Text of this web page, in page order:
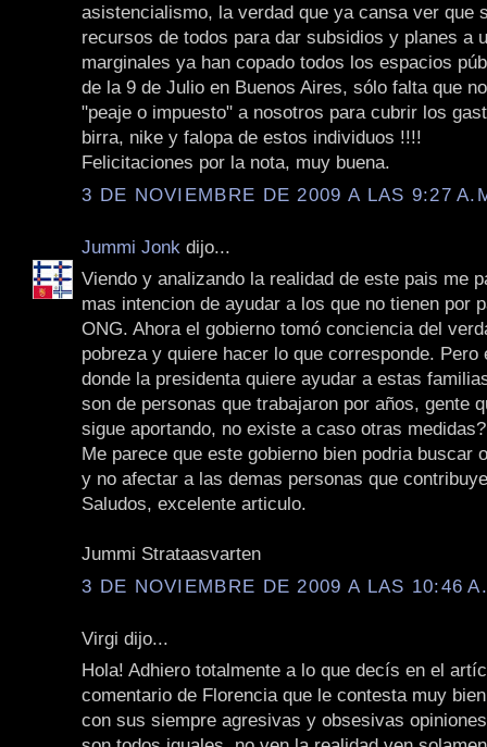
asistencialismo, la verdad que ya cansa ver que
recursos de todos para dar subsidios y planes a
marginales ya han copado todos los espacios
de la 9 de Julio en Buenos Aires, sólo falta que
"peaje o impuesto" a nosotros para cubrir los
birra, nike y falopa de estos individuos !!!!
Felicitaciones por la nota, muy buena.
3 DE NOVIEMBRE DE 2009 A LAS 9:27
Jummi Jonk dijo...
Viendo y analizando la realidad de este pais me
mas intencion de ayudar a los que no tienen por
ONG. Ahora el gobierno tomó conciencia del
pobreza y quiere hacer lo que corresponde. Pero
donde la presidenta quiere ayudar a estas
son de personas que trabajaron por años, gente
sigue aportando, no existe a caso otras medidas?
Me parece que este gobierno bien podria buscar
y no afectar a las demas personas que
Saludos, excelente articulo.
Jummi Strataasvarten
3 DE NOVIEMBRE DE 2009 A LAS 10:46
Virgi dijo...
Hola! Adhiero totalmente a lo que decís en el
comentario de Florencia que le contesta muy
con sus siempre agresivas y obsesivas